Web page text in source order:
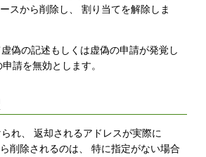
スから削除し、 割り当てを解除しま
偽の記述もしくは虚偽の申請が発覚し
請を無効とします。
れ、 返却されるアドレスが実際に
削除されるのは、 特に指定がない場合